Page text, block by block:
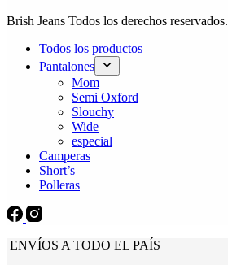
Brish Jeans Todos los derechos reservados.
Todos los productos
Pantalones
Mom
Semi Oxford
Slouchy
Wide
especial
Camperas
Short’s
Polleras
ENVÍOS A TODO EL PAÍS